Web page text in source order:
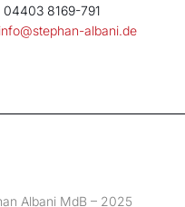
04403 8169-791
info@stephan-albani.de
Albani MdB – 2025